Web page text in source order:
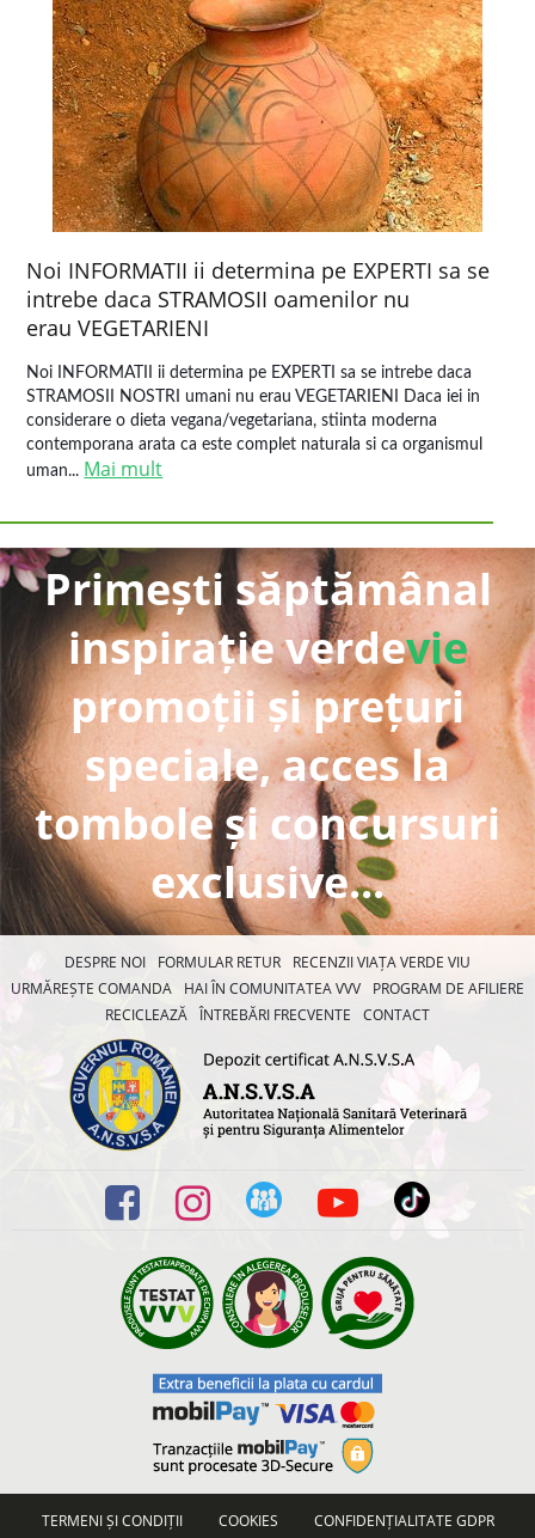
Noi INFORMATII ii determina pe EXPERTI sa se
intrebe daca STRAMOSII oamenilor nu
erau VEGETARIENI
Noi INFORMATII ii determina pe EXPERTI sa se intrebe daca
STRAMOSII NOSTRI umani nu erau VEGETARIENI Daca iei in
considerare o dieta vegana/vegetariana, stiinta moderna
contemporana arata ca este complet naturala si ca organismul
uman... Mai mult
Primești săptămânal
inspirație verdevie
promoții și prețuri
speciale, acces la
tombole și concursuri
exclusive...
DESPRE NOI FORMULAR RETUR
RECENZII VIAȚA VERDE VIU
URMĂREȘTE COMANDA
HAI ÎN COMUNITATEA VVV
PROGRAM DE AFILIERE
RECICLEAZĂ ÎNTREBĂRI FRECVENTE CONTACT
TERMENI ȘI CONDIȚII COOKIES
CONFIDENȚIALITATE GDPR